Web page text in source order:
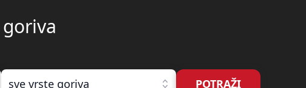
sve vrste goriva POTRAŽI